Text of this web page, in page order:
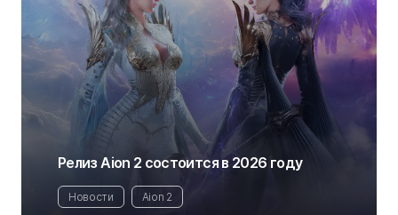
Релиз Aion 2 состоится в 2026 году
Новости Aion 2